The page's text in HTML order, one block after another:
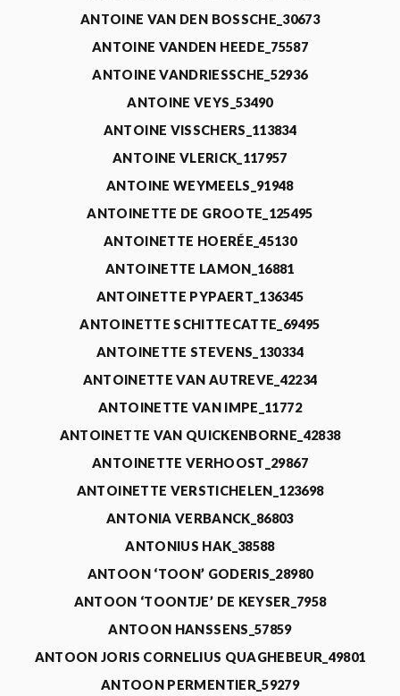
ANTOINE VAN DEN BOSSCHE_30673
ANTOINE VANDEN HEEDE_75587
ANTOINE VANDRIESSCHE_52936
ANTOINE VEYS_53490
ANTOINE VISSCHERS_113834
ANTOINE VLERICK_117957
ANTOINE WEYMEELS_91948
ANTOINETTE DE GROOTE_125495
ANTOINETTE HOERÉE_45130
ANTOINETTE LAMON_16881
ANTOINETTE PYPAERT_136345
ANTOINETTE SCHITTECATTE_69495
ANTOINETTE STEVENS_130334
ANTOINETTE VAN AUTREVE_42234
ANTOINETTE VAN IMPE_11772
ANTOINETTE VAN QUICKENBORNE_42838
ANTOINETTE VERHOOST_29867
ANTOINETTE VERSTICHELEN_123698
ANTONIA VERBANCK_86803
ANTONIUS HAK_38588
ANTOON ‘TOON’ GODERIS_28980
ANTOON ‘TOONTJE’ DE KEYSER_7958
ANTOON HANSSENS_57859
ANTOON JORIS CORNELIUS QUAGHEBEUR_49801
ANTOON PERMENTIER_59279